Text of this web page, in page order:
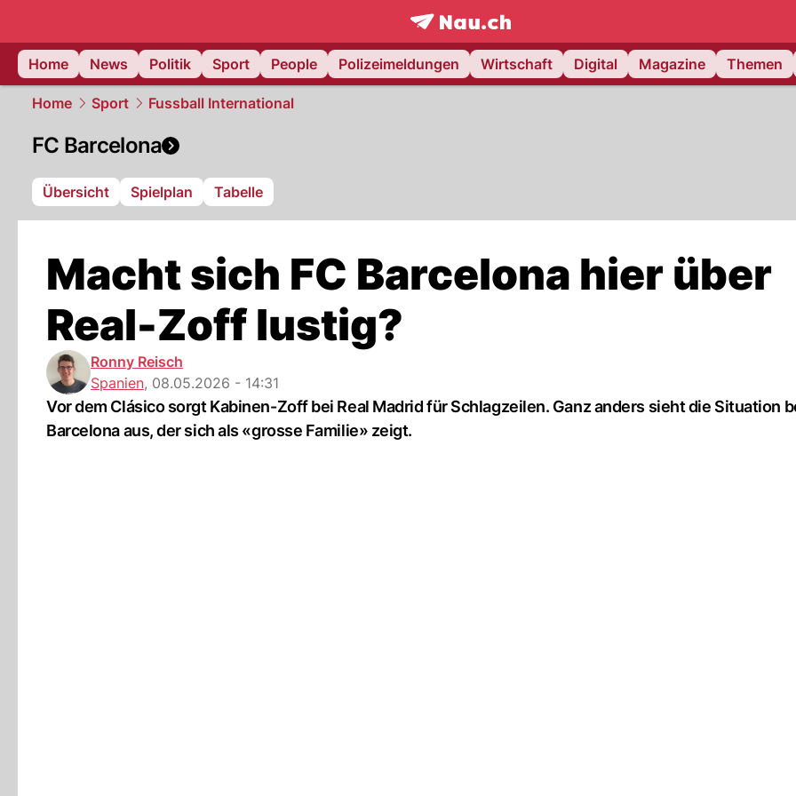
frontpage.NAU.ch
Home
News Politik Sport People Polizeimeldungen Wirtschaft Digital Magazine Themen
Home Sport Fussball International
FC Barcelona
Übersicht Spielplan Tabelle
Macht sich FC Barcelona hier über
Real-Zoff lustig?
Ronny Reisch
Spanien, 08.05.2026 - 14:31
Vor dem Clásico sorgt Kabinen-Zoff bei Real Madrid für Schlagzeilen. Ganz anders sieht die Situation
Barcelona aus, der sich als «grosse Familie» zeigt.